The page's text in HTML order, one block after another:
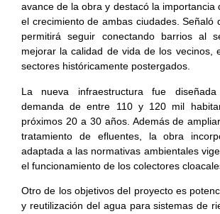
avance de la obra y destacó la importancia
el crecimiento de ambas ciudades. Señaló
permitirá seguir conectando barrios al
mejorar la calidad de vida de los vecinos,
sectores históricamente postergados.
La nueva infraestructura fue
demanda de entre 110 y 120 mil
próximos 20 a 30 años. Además de
tratamiento de efluentes, la obra
adaptada a las normativas ambientales
el funcionamiento de los colectores
Otro de los objetivos del proyecto es
y reutilización del agua para sistemas de